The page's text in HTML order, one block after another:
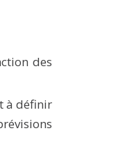
des
à définir